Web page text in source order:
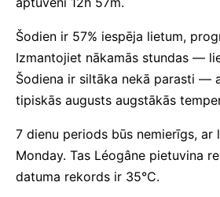
Šodien ir 57% iespēja lietum,
Izmantojiet nākamās stundas —
Šodiena ir siltāka nekā parasti —
tipiskās augusts augstākās
7 dienu periods būs nemierīgs,
Monday. Tas Léogâne pietuvina
datuma rekords ir 35°C.